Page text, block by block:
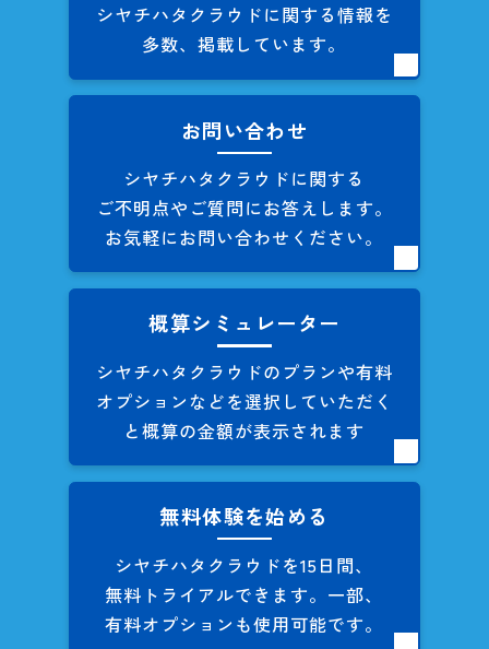
シヤチハタクラウドに関する情報を
多数、掲載しています。
お問い合わせ
シヤチハタクラウドに関する
ご不明点やご質問にお答えします。
お気軽にお問い合わせください。
概算シミュレーター
シヤチハタクラウドのプランや有料
オプションなどを選択していただく
と概算の金額が表示されます
無料体験を始める
シヤチハタクラウドを15日間、
無料トライアルできます。 一部、
有料オプションも使用可能です。